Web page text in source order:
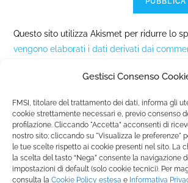
Gestisci Consenso
FMSI, titolare del trattamento dei dati, informa gli
cookie strettamente necessari e, previo consenso
profilazione. Cliccando "Accetta” acconsenti di
nostro sito; cliccando su "Visualizza le preferenze"
le tue scelte rispetto ai cookie presenti nel sito. La
la scelta del tasto “Nega” consente la navigazione
impostazioni di default (solo cookie tecnici). Per
consulta la Cookie Policy estesa e Informativa
Questo sito utilizza Akismet per ridurre lo
vengono elaborati i dati derivati dai
Fondazione Marista per la Solidarietà
P.le M. Champagnat, 2 00144 Roma, Italia
Tel.: +39 06 54 5171 | Fax: +39 06 54 517 500